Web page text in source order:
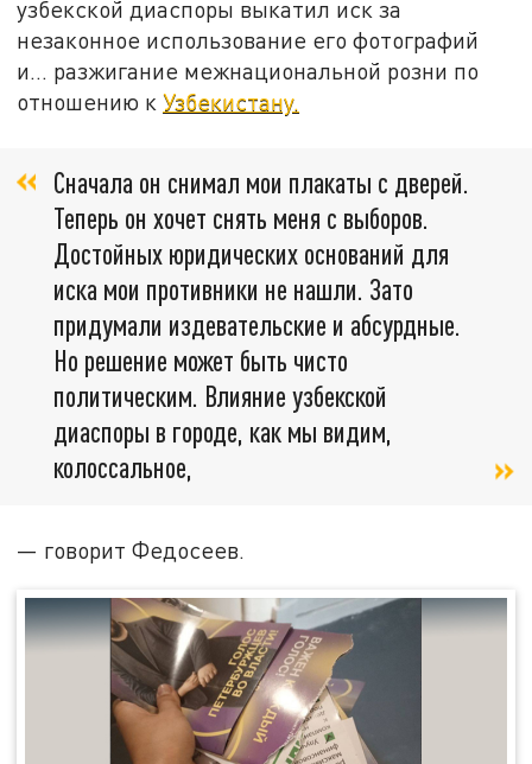
узбекской диаспоры выкатил иск за
незаконное использование его фотографий
и… разжигание межнациональной розни по
отношению кУзбекистану.
Сначала он снимал мои плакаты с дверей.
Теперь он хочет снять меня с выборов.
Достойных юридических оснований для
иска мои противники не нашли. Зато
придумали издевательские и абсурдные.
Но решение может быть чисто
политическим. Влияние узбекской
диаспоры в городе, как мы видим,
колоссальное,
— говорит Федосеев.